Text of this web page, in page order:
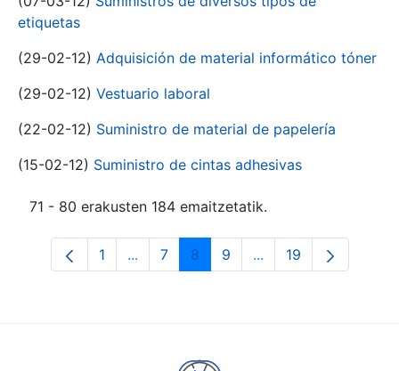
etiquetas
(29-02-12) Adquisición de material informático tóner
(29-02-12) Vestuario laboral
(22-02-12) Suministro de material de papelería
(15-02-12) Suministro de cintas adhesivas
71 - 80 erakusten 184 emaitzetatik.
Orrialdea
1 ...Intermediate Pages Use TAB to
Orrialdea
7 Orrialdea
8 Orrialdea
9 ...Intermediate Pages
Orrialdea
19